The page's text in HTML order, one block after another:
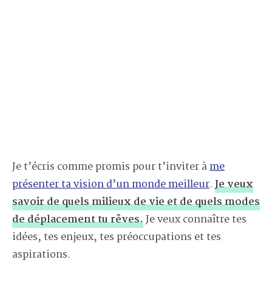
Je t’écris comme promis pour t’inviter àme
présenter ta vision d’un monde meilleur.Je veux
savoir de quels milieux de vie et de quels modes
de déplacement tu rêves.Je veux connaître tes
idées, tes enjeux, tes préoccupations et tes
aspirations.